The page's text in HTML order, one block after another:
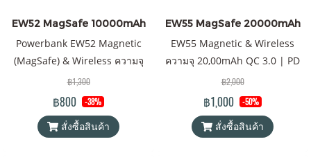
EW52 MagSafe 10000mAh
Powerbank EW52 Magnetic
(MagSafe) & Wireless ความจุ
10000mAh QC 3.0 | PD 20W
พาวเวอร์แบงค์ Orsen by Eloop
ของแท้ 100% ได้รับมาตรฐาน
มอก.2879-2560 แถมฟรี! ซองใส่
฿1,300
฿800 -38%
สั่งซื้อสินค้า
EW55 MagSafe 20000mAh
EW55 Magnetic & Wireless
ความจุ 20,00mAh QC 3.0 | PD
20W แบตเตอรี่สำรองไร้สายระบบ
แม่เหล็ก พาวเวอร์แบงค์ &
Wireless Charger Orsen by
Eloop ของแท้ 100% ได้รับ
฿2,000
฿1,000 -50%
สั่งซื้อสินค้า